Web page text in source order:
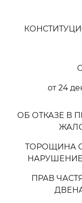
от 24
ОБ ОТКАЗЕ В
ТОРОЩИНА
ПРАВ